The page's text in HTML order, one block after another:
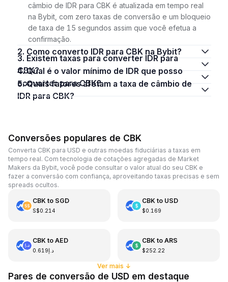
câmbio de IDR para CBK é atualizada em tempo real
na Bybit, com zero taxas de conversão e um bloqueio
de taxa de 15 segundos assim que você efetua a
confirmação.
2. Como converto IDR para CBK na Bybit?
3. Existem taxas para converter IDR para
CBK?
4. Qual é o valor mínimo de IDR que posso
converter para CBK?
5. Quais fatores afetam a taxa de câmbio de
IDR para CBK?
Conversões populares de CBK
Converta CBK para USD e outras moedas fiduciárias a taxas em
tempo real. Com tecnologia de cotações agregadas de Market
Makers da Bybit, você pode consultar o valor atual do seu CBK e
fazer a conversão com confiança, aproveitando taxas precisas e sem
spreads ocultos.
CBKto SGD
S$0.214
CBKto USD
$0.169
CBKto AED
د.إ0.619
CBKto ARS
$252.22
Ver mais ↓
Pares de conversão de USD em destaque